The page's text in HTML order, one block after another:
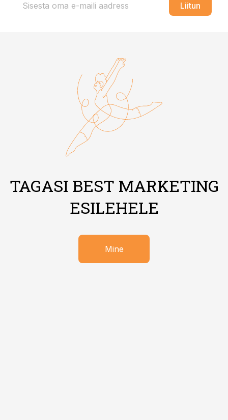
Liitun
TAGASI BEST MARKETING
ESILEHELE
Mine